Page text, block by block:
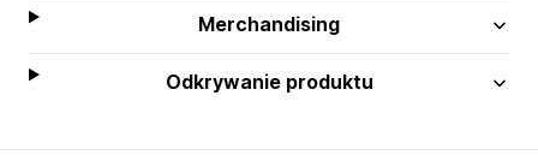
Merchandising
Odkrywanie produktu